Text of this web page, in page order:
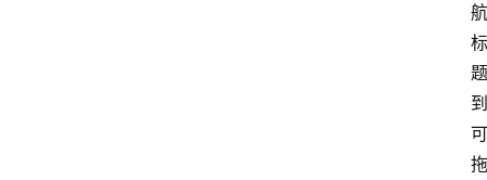
航
标
题
到
可
拖